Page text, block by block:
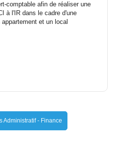
comptable afin de réaliser une
à l'IR dans le cadre d'une
et un local
Administratif - Finance